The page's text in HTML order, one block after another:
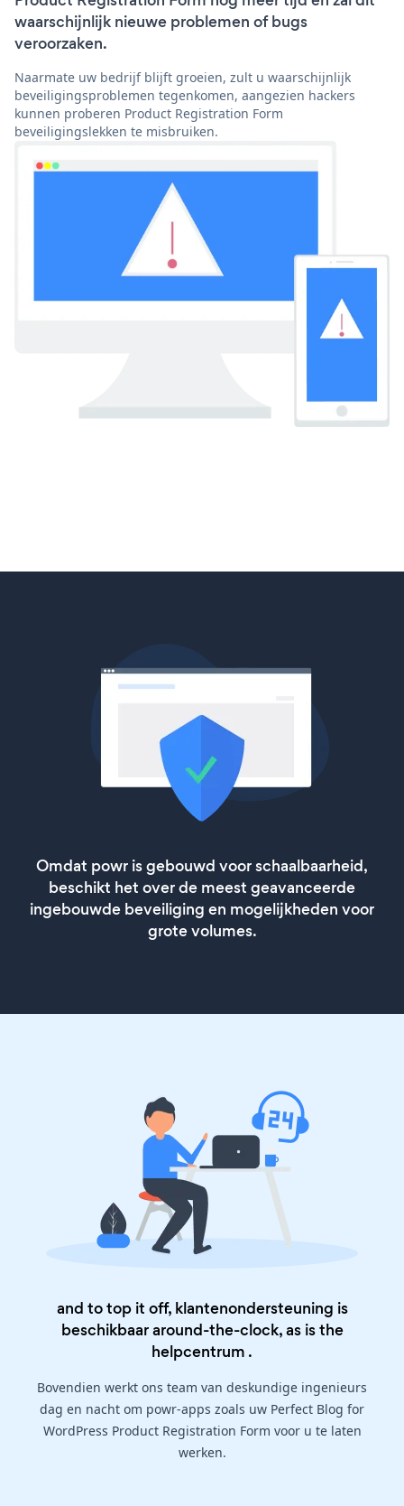
waarschijnlijk nieuwe problemen of bugs
veroorzaken.
Naarmate uw bedrijf blijft groeien, zult u waarschijnlijk
beveiligingsproblemen tegenkomen, aangezien hackers
kunnen proberen Product Registration Form
beveiligingslekken te misbruiken.
Omdat powr is gebouwd voor schaalbaarheid,
beschikt het over de meest geavanceerde
ingebouwde beveiliging en mogelijkheden voor
grote volumes.
and to top it off, klantenondersteuning is
beschikbaar around-the-clock, as is the
helpcentrum .
Bovendien werkt ons team van deskundige ingenieurs
dag en nacht om powr-apps zoals uw Perfect Blog for
WordPress Product Registration Form voor u te laten
werken.